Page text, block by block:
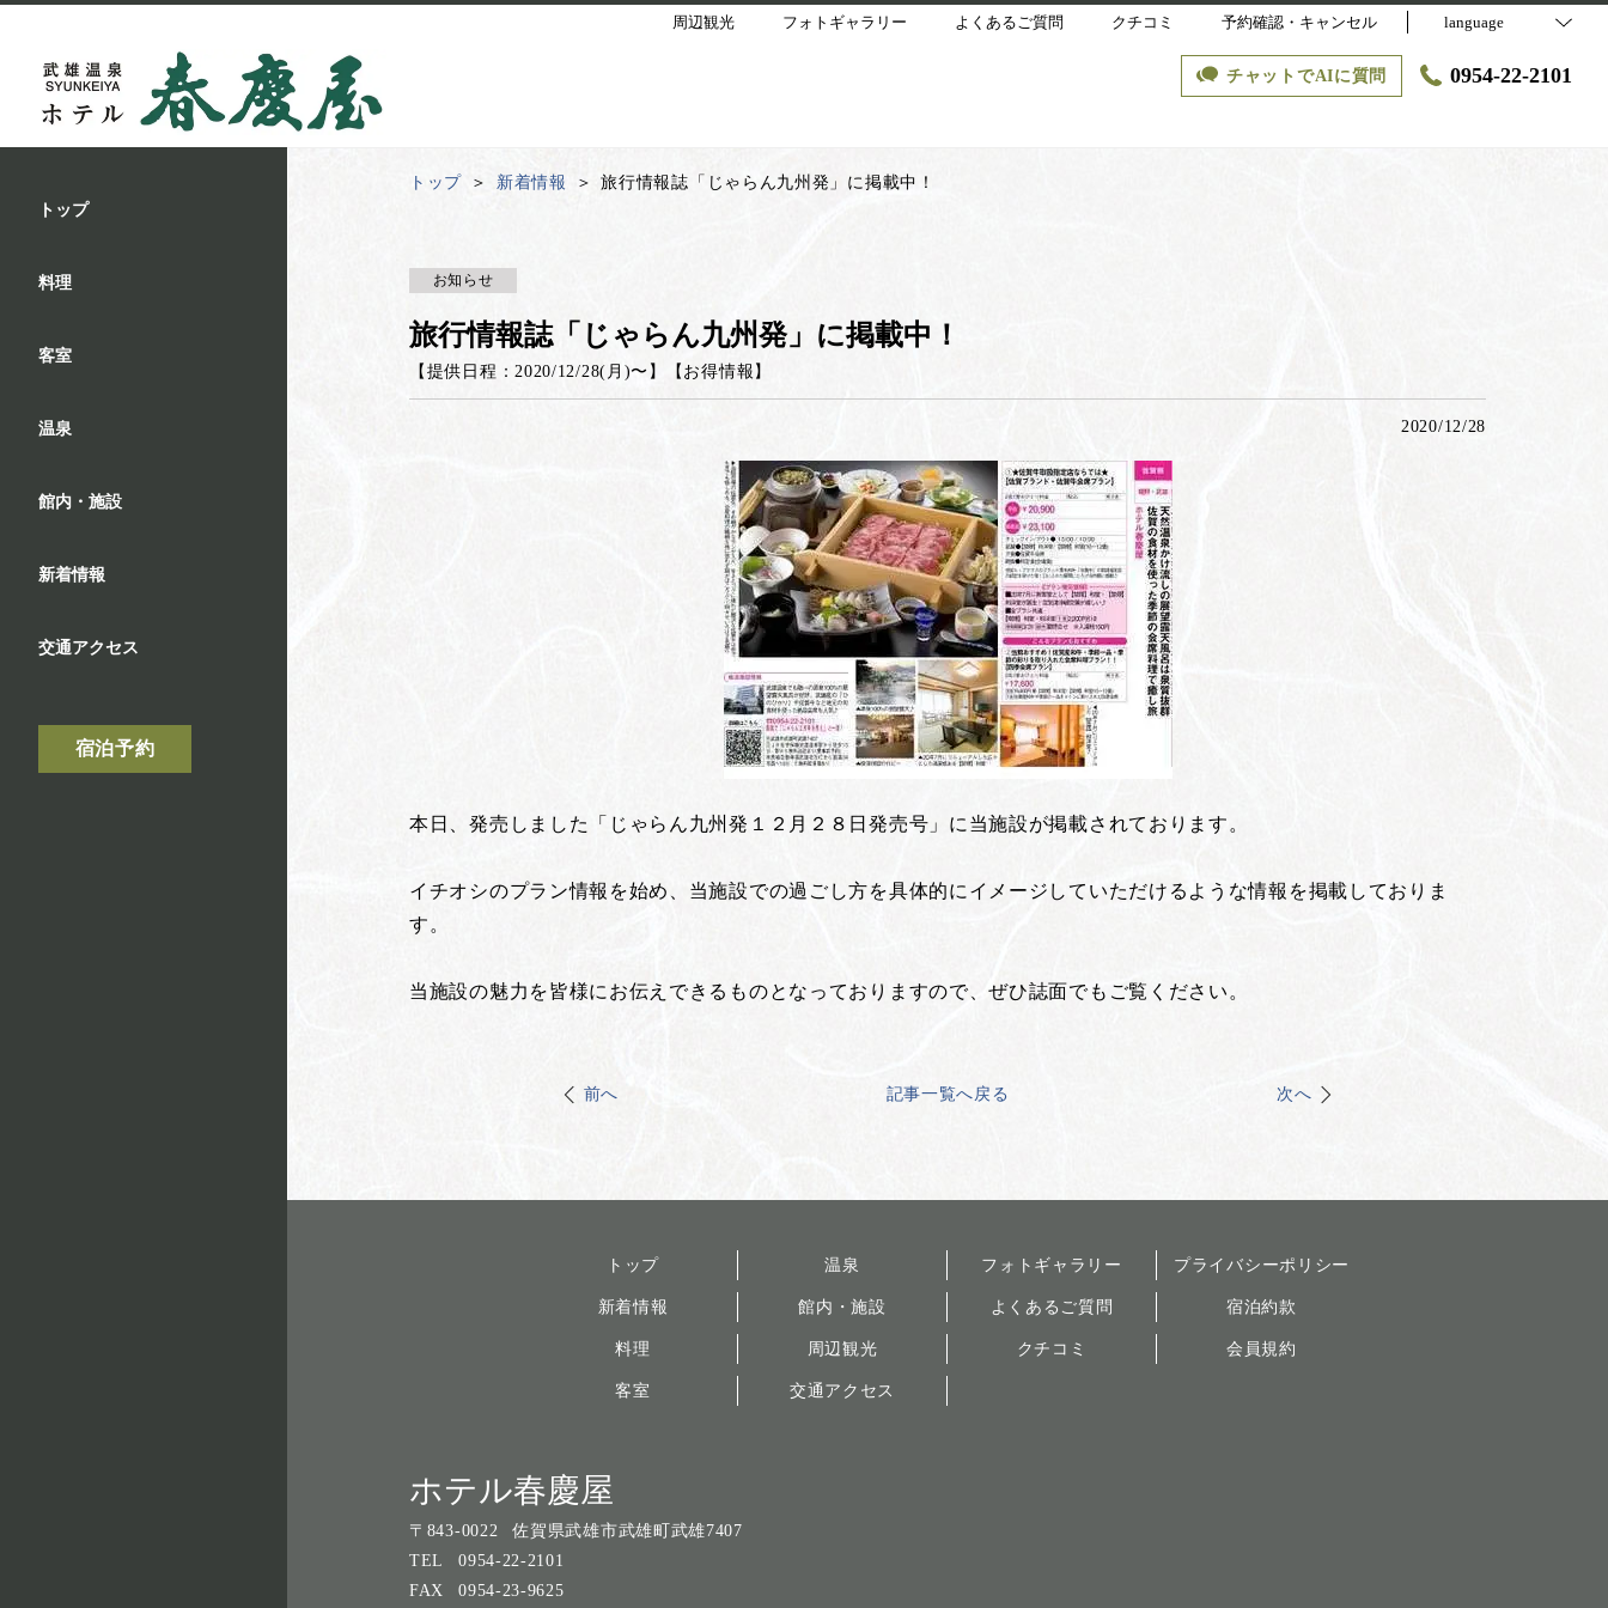
周辺観光 フォトギャラリー よくあるご質問 クチコミ 予約確認・キャンセル language
チャットでAIに質問 0954-22-2101
トップ
料理
客室
温泉
館内・施設
新着情報
交通アクセス
宿泊予約
トップ 新着情報 旅行情報誌「じゃらん九州発」に掲載中！
お知らせ
旅行情報誌「じゃらん九州発」に掲載中！
【提供日程：2020/12/28(月)〜】 【 お得情報 】
2020/12/28
本日、発売しました「じゃらん九州発１２月２８日発売号」に当施設が掲載されております。
イチオシのプラン情報を始め、当施設での過ごし方を具体的にイメージしていただけるような情報を掲載しておりま
す。
当施設の魅力を皆様にお伝えできるものとなっておりますので、ぜひ誌面でもご覧ください。
前へ 記事一覧へ戻る 次へ
トップ
新着情報
料理
客室
温泉
館内・施設
周辺観光
交通アクセス
フォトギャラリー
よくあるご質問
クチコミ
プライバシーポリシー
宿泊約款
会員規約
ホテル春慶屋
〒 843-0022
佐賀県武雄市武雄町武雄7407
TEL
0954-22-2101
FAX
0954-23-9625